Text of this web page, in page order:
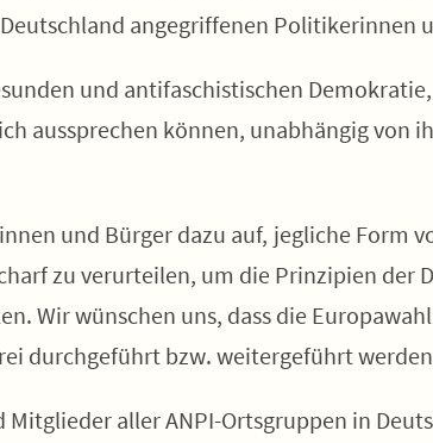
angegriffenen
und antifaschistischen
aussprechen können, unabhängig von
und Bürger dazu auf, jegliche Form
zu verurteilen, um die Prinzipien der
Wir wünschen uns, dass die
durchgeführt bzw. weitergeführt
Mitglieder aller ANPI-Ortsgruppen in